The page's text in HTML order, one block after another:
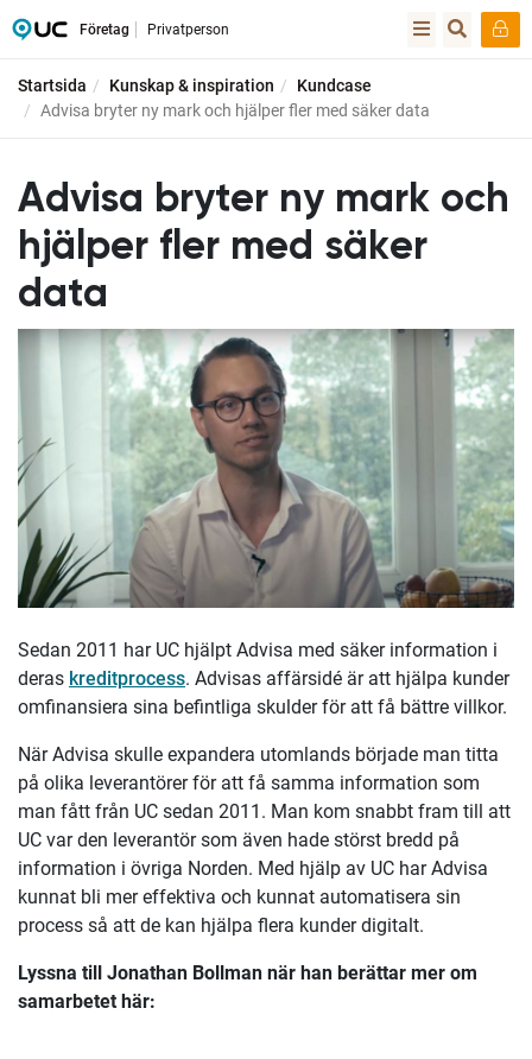
Företag Privatperson
Startsida Kunskap & inspiration
Kundcase
Advisa bryter ny mark och hjälper fler med säker data
Advisa bryter ny mark och
hjälper fler med säker
data
Sedan 2011 har UC hjälpt Advisa med säker information i
deras kreditprocess. Advisas affärsidé är att hjälpa kunder
omfinansiera sina befintliga skulder för att få bättre villkor.
När Advisa skulle expandera utomlands började man titta
på olika leverantörer för att få samma information som
man fått från UC sedan 2011. Man kom snabbt fram till att
UC var den leverantör som även hade störst bredd på
information i övriga Norden. Med hjälp av UC har Advisa
kunnat bli mer effektiva och kunnat automatisera sin
process så att de kan hjälpa flera kunder digitalt.
Lyssna till Jonathan Bollman när han berättar mer om
samarbetet här: